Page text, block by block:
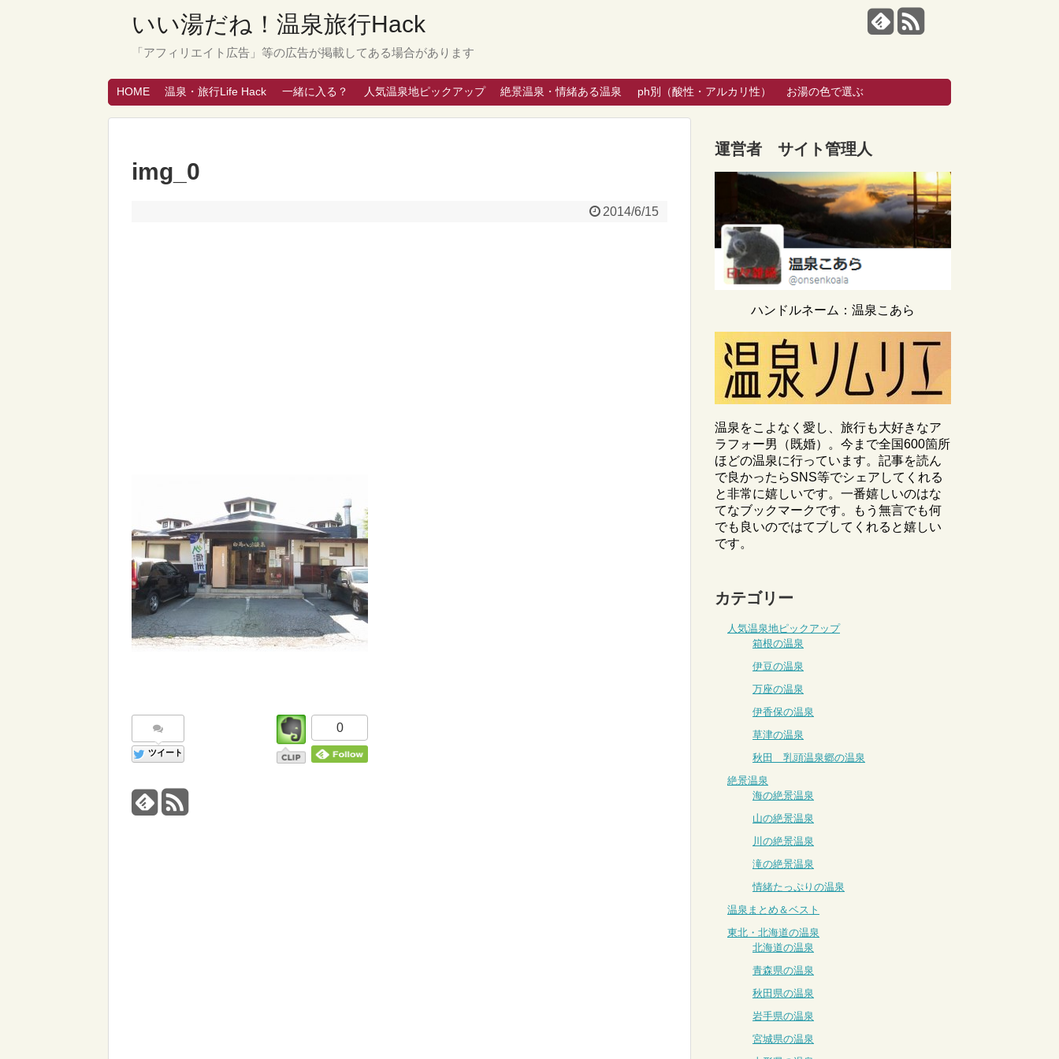
いい湯だね！温泉旅行Hack
「アフィリエイト広告」等の広告が掲載してある場合があります
HOME 温泉・旅行Life Hack 一緒に入る？ 人気温泉地ピックアップ 絶景温泉・情緒ある温泉 ph別（酸性・アルカリ性） お湯の色で選ぶ
img_0
2014/6/15
ツイート
0
運営者 サイト管理人
ハンドルネーム：温泉こあら
温泉をこよなく愛し、旅行も大好きなア
ラフォー男（既婚）。今まで全国600箇所
ほどの温泉に行っています。記事を読ん
で良かったらSNS等でシェアしてくれる
と非常に嬉しいです。一番嬉しいのはな
てなブックマークです。もう無言でも何
でも良いのではてブしてくれると嬉しい
です。
カテゴリー
人気温泉地ピックアップ
箱根の温泉
伊豆の温泉
万座の温泉
伊香保の温泉
草津の温泉
秋田 乳頭温泉郷の温泉
絶景温泉
海の絶景温泉
山の絶景温泉
川の絶景温泉
滝の絶景温泉
情緒たっぷりの温泉
温泉まとめ＆ベスト
東北・北海道の温泉
北海道の温泉
青森県の温泉
秋田県の温泉
岩手県の温泉
宮城県の温泉